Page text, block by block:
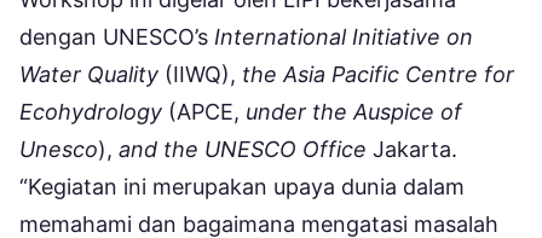
dengan UNESCO’s International Initiative on
Water Quality (IIWQ), the Asia Pacific Centre for
Ecohydrology (APCE, under the Auspice of
Unesco), and the UNESCO Office Jakarta.
“Kegiatan ini merupakan upaya dunia dalam
memahami dan bagaimana mengatasi masalah